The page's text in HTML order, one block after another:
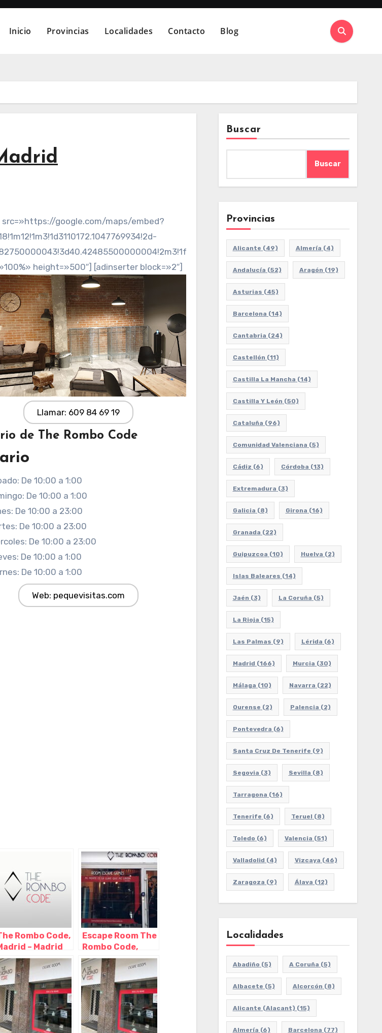
Inicio Provincias Localidades Contacto Blog
src=»https://google.com/maps/embed?
height=»500″] [adinserter block=»2″]
Llamar: 609 84 69 19
de The Rombo Code
De 10:00 a 1:00
De 10:00 a 1:00
De 10:00 a 23:00
De 10:00 a 23:00
De 10:00 a 23:00
De 10:00 a 1:00
De 10:00 a 1:00
Web: pequevisitas.com
Rombo Code,
– Madrid
Escape Room The
Rombo Code,
Barcelona –
Cataluña
Buscar
Buscar
Provincias
Alicante (49) Almería (4)
Andalucía (52) Aragón (19)
Asturias (45)
Barcelona (14)
Cantabria (24)
Castellón (11)
Castilla La Mancha (14)
Castilla Y León (50)
Cataluña (96)
Comunidad Valenciana (5)
Cádiz (6) Córdoba (13)
Extremadura (3)
Galicia (8) Girona (16)
Granada (22)
Guipuzcoa (10) Huelva (2)
Islas Baleares (14)
Jaén (3) La Coruña (5)
La Rioja (15)
Las Palmas (9) Lérida (6)
Madrid (166) Murcia (30)
Málaga (10) Navarra (22)
Ourense (2) Palencia (2)
Pontevedra (6)
Santa Cruz De Tenerife (9)
Segovia (3) Sevilla (8)
Tarragona (16)
Tenerife (6) Teruel (8)
Toledo (6) Valencia (51)
Valladolid (4) Vizcaya (46)
Zaragoza (9) Álava (12)
Localidades
Abadiño (5) A Coruña (5)
Albacete (5) Alcorcón (8)
Alicante (Alacant) (15)
Almería (6) Barcelona (77)